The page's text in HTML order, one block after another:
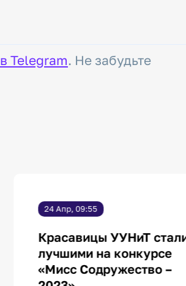
Telegram. Не забудьте
24 Апр, 09:55
Красавицы УУНиТ стали
лучшими на конкурсе
«Мисс Содружество –